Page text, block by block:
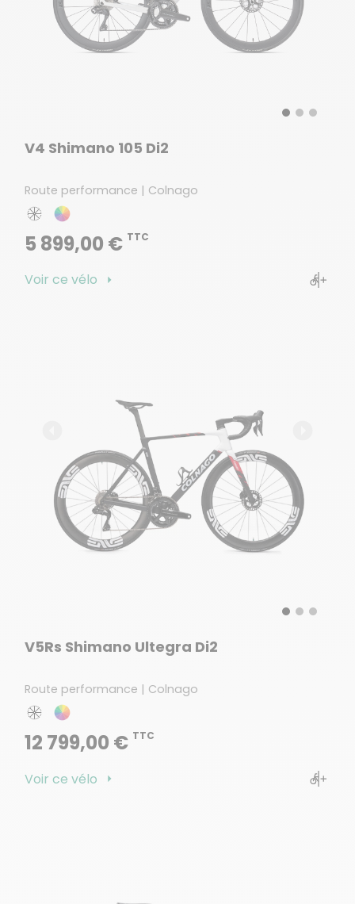
V4 Shimano 105 Di2
Route performance | Colnago
5 899,00 € TTC
Voir ce vélo
V5Rs Shimano Ultegra Di2
Route performance | Colnago
12 799,00 € TTC
Voir ce vélo